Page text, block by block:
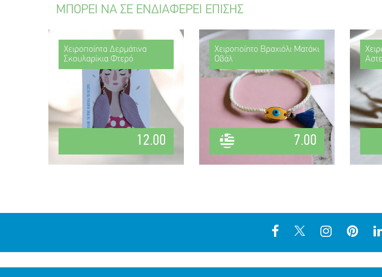
ΜΠΟΡΕΙ ΝΑ ΣΕ ΕΝΔΙΑΦΕΡΕΙ ΕΠΙΣΗΣ
Χειροποίητα Δερμάτινα
Σκουλαρίκια Φτερό
12.00
Χειροποίητο Βραχιόλι Ματάκι
Οβάλ
7.00